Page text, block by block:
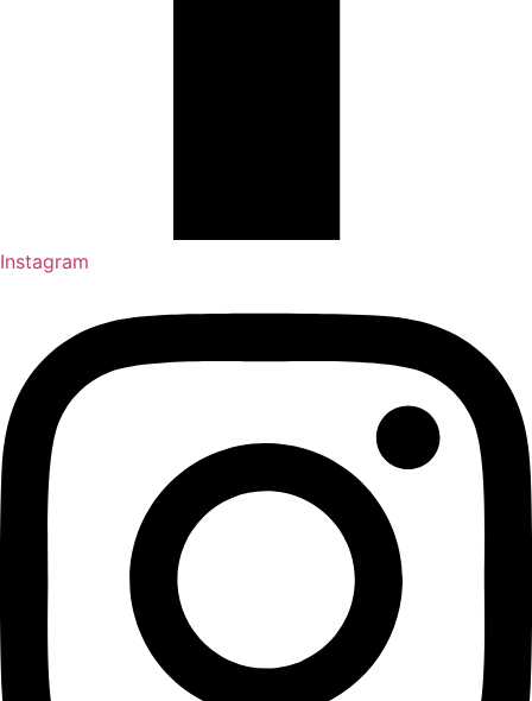
Instagram